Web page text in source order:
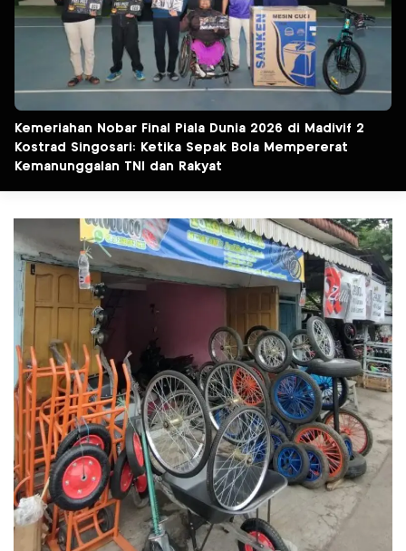
Kemeriahan Nobar Final Piala Dunia 2026 di Madivif 2
Kostrad Singosari: Ketika Sepak Bola Mempererat
Kemanunggalan TNI dan Rakyat